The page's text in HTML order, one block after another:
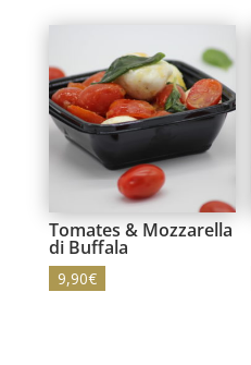
Tomates & Mozzarella
di Buffala
9,90€